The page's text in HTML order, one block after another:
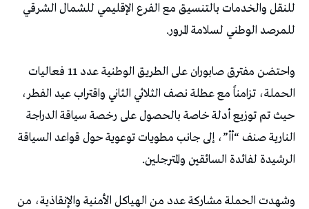
للنقل والخدمات بالتنسيق مع الفرع الإقليمي للشمال الشرقي
للمرصد الوطني لسلامة المرور.
واحتضن مفترق صابوران على الطريق الوطنية عدد 11 فعاليات
الحملة، تزامناً مع عطلة نصف الثلاثي الثاني واقتراب عيد الفطر،
حيث تم توزيع أدلة خاصة بالحصول على رخصة سياقة الدراجة
النارية صنف “أأ”، إلى جانب مطويات توعوية حول قواعد السياقة
الرشيدة لفائدة السائقين والمترجلين.
وشهدت الحملة مشاركة عدد من الهياكل الأمنية والإنقاذية، من